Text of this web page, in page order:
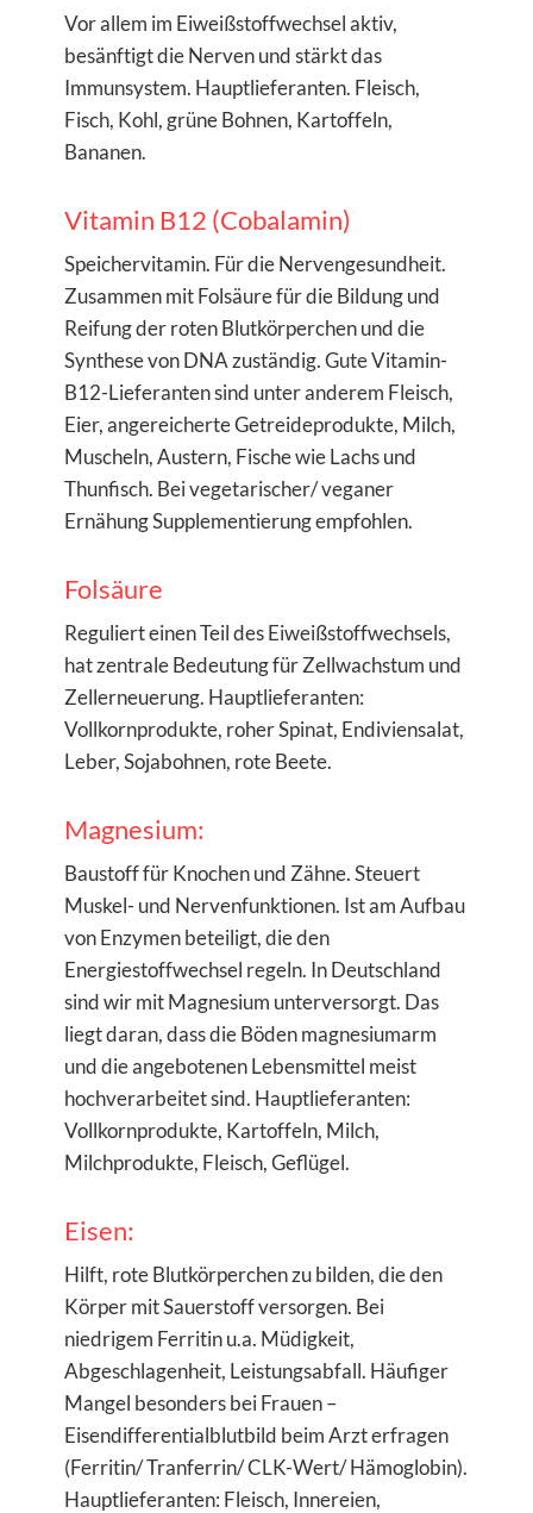
Vor allem im Eiweißstoffwechsel aktiv,
besänftigt die Nerven und stärkt das
Immunsystem. Hauptlieferanten. Fleisch,
Fisch, Kohl, grüne Bohnen, Kartoffeln,
Bananen.
Vitamin B12 (Cobalamin)
Speichervitamin. Für die Nervengesundheit.
Zusammen mit Folsäure für die Bildung und
Reifung der roten Blutkörperchen und die
Synthese von DNA zuständig. Gute Vitamin-
B12-Lieferanten sind unter anderem Fleisch,
Eier, angereicherte Getreideprodukte, Milch,
Muscheln, Austern, Fische wie Lachs und
Thunfisch. Bei vegetarischer/ veganer
Ernähung Supplementierung empfohlen.
Folsäure
Reguliert einen Teil des Eiweißstoffwechsels,
hat zentrale Bedeutung für Zellwachstum und
Zellerneuerung. Hauptlieferanten:
Vollkornprodukte, roher Spinat, Endiviensalat,
Leber, Sojabohnen, rote Beete.
Magnesium:
Baustoff für Knochen und Zähne. Steuert
Muskel- und Nervenfunktionen. Ist am Aufbau
von Enzymen beteiligt, die den
Energiestoffwechsel regeln. In Deutschland
sind wir mit Magnesium unterversorgt. Das
liegt daran, dass die Böden magnesiumarm
und die angebotenen Lebensmittel meist
hochverarbeitet sind. Hauptlieferanten:
Vollkornprodukte, Kartoffeln, Milch,
Milchprodukte, Fleisch, Geflügel.
Eisen:
Hilft, rote Blutkörperchen zu bilden, die den
Körper mit Sauerstoff versorgen. Bei
niedrigem Ferritin u.a. Müdigkeit,
Abgeschlagenheit, Leistungsabfall. Häufiger
Mangel besonders bei Frauen –
Eisendifferentialblutbild beim Arzt erfragen
(Ferritin/ Tranferrin/ CLK-Wert/ Hämoglobin).
Hauptlieferanten: Fleisch, Innereien,